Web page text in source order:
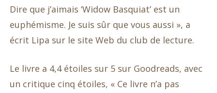
Dire que j’aimais ‘Widow Basquiat’ est un
euphémisme. Je suis sûr que vous aussi », a
écrit Lipa sur le site Web du club de lecture.
Le livre a 4,4 étoiles sur 5 sur Goodreads, avec
un critique cinq étoiles, « Ce livre n’a pas